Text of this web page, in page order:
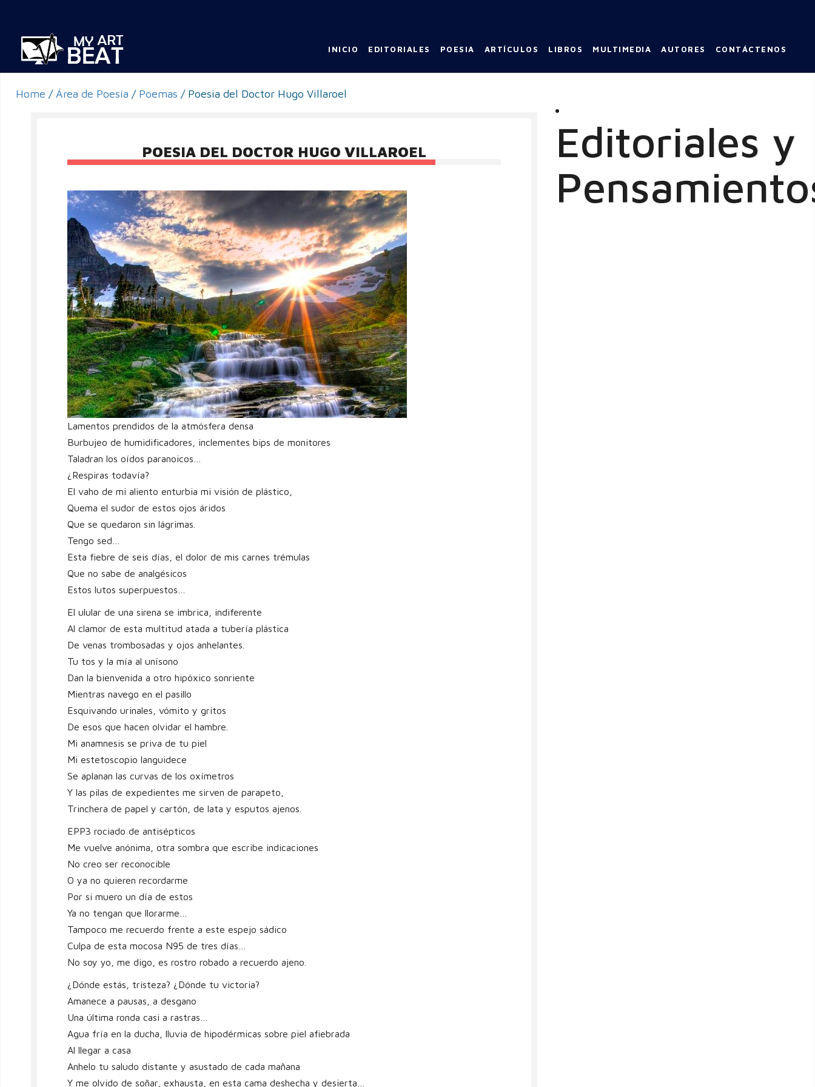
INICIO EDITORIALES POESIA ARTÍCULOS LIBROS MULTIMEDIA AUTORES CONTÁCTENOS
Home / Área de Poesía / Poemas / Poesia del Doctor Hugo Villaroel
POESIA DEL DOCTOR HUGO VILLAROEL
Lamentos prendidos de la atmósfera densa
Burbujeo de humidificadores, inclementes bips de monitores
Taladran los oídos paranoicos…
¿Respiras todavía?
El vaho de mi aliento enturbia mi visión de plástico,
Quema el sudor de estos ojos áridos
Que se quedaron sin lágrimas.
Tengo sed…
Esta fiebre de seis días, el dolor de mis carnes trémulas
Que no sabe de analgésicos
Estos lutos superpuestos…
El ulular de una sirena se imbrica, indiferente
Al clamor de esta multitud atada a tubería plástica
De venas trombosadas y ojos anhelantes.
Tu tos y la mía al unísono
Dan la bienvenida a otro hipóxico sonriente
Mientras navego en el pasillo
Esquivando urinales, vómito y gritos
De esos que hacen olvidar el hambre.
Mi anamnesis se priva de tu piel
Mi estetoscopio languidece
Se aplanan las curvas de los oxímetros
Y las pilas de expedientes me sirven de parapeto,
Trinchera de papel y cartón, de lata y esputos ajenos.
EPP3 rociado de antisépticos
Me vuelve anónima, otra sombra que escribe indicaciones
No creo ser reconocible
O ya no quieren recordarme
Por si muero un día de estos
Ya no tengan que llorarme…
Tampoco me recuerdo frente a este espejo sádico
Culpa de esta mocosa N95 de tres días…
No soy yo, me digo, es rostro robado a recuerdo ajeno.
¿Dónde estás, tristeza? ¿Dónde tu victoria?
Amanece a pausas, a desgano
Una última ronda casi a rastras…
Agua fría en la ducha, lluvia de hipodérmicas sobre piel afiebrada
Al llegar a casa
Anhelo tu saludo distante y asustado de cada mañana
Y me olvido de soñar, exhausta, en esta cama deshecha y desierta…
Editoriales y